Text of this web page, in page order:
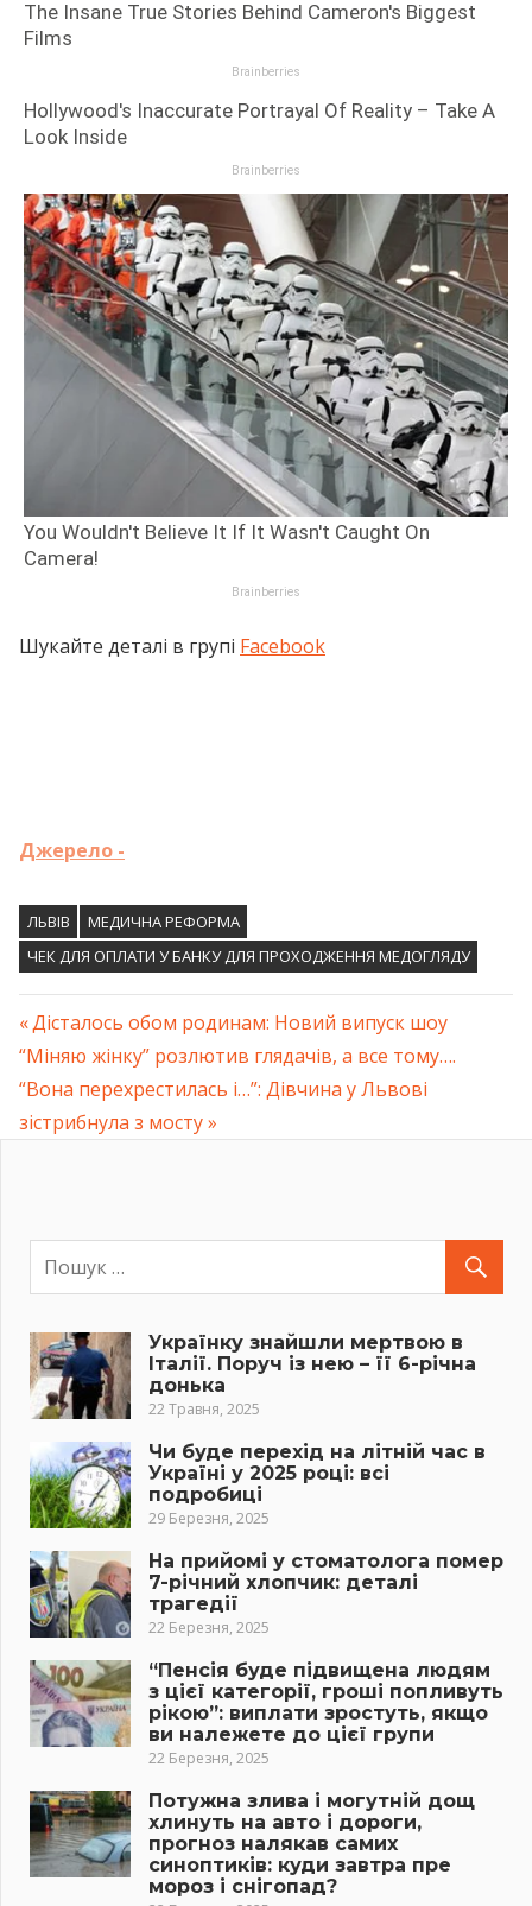
Шукайте деталі в групі Facebook
Джерело -
ЛЬВІВ
МЕДИЧНА РЕФОРМА
ЧЕК ДЛЯ ОПЛАТИ У БАНКУ ДЛЯ ПРОХОДЖЕННЯ МЕДОГЛЯДУ
Навігація
записів
Previous
Post:
Дісталось обом родинам: Новий випуск шоу
“Міняю жінку” розлютив глядачів, а все тому….
Next
Post:
“Вона перехрестилась і…”: Дівчина у Львові
зістрибнула з мосту
Українку знайшли мертвою в
Італії. Поруч із нею – її 6-річна
донька
22 Травня, 2025
Чи буде перехід на літній час в
Україні у 2025 році: всі
подробиці
29 Березня, 2025
На прийомі у стоматолога помер
7-річний хлопчик: деталі
трагедії
22 Березня, 2025
“Пенсія буде підвищена людям
з цієї категорії, гроші попливуть
рікою”: виплати зростуть, якщо
ви належете до цієї групи
22 Березня, 2025
Потужна злива і могутній дощ
хлинуть на авто і дороги,
прогноз налякав самих
синоптиків: куди завтра пре
мороз і снігопад?